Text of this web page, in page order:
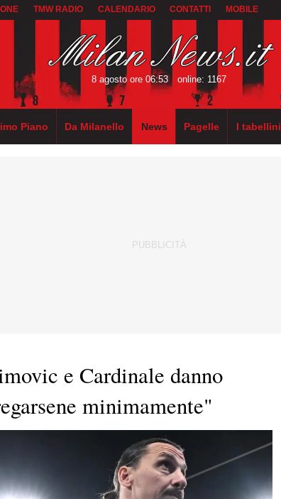
TMW RADIO CALENDARIO CONTATTI MOBILE
8 agosto ore 06:53 online: 1167
Piano Da Milanello News Pagelle I tabellini
e Cardinale danno
minimamente"